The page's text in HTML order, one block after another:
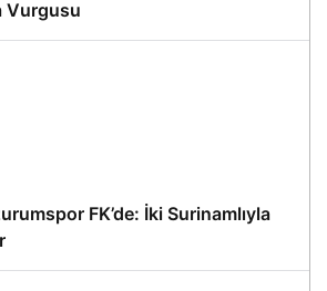
Vurgusu
FK’de: İki Surinamlıyla